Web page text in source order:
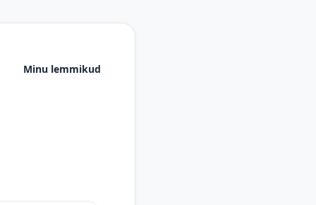
Minu lemmikud